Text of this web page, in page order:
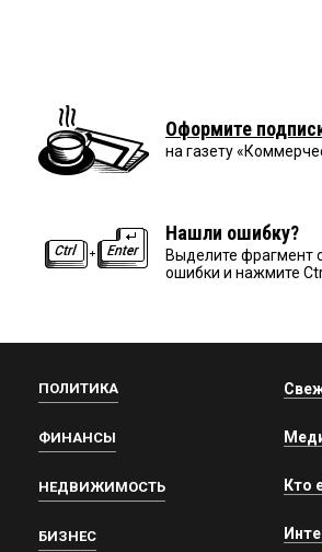
Оформите
на газету
Нашли ошибку?
Выделите фрагмент
ошибки и нажмите
ПОЛИТИКА
ФИНАНСЫ
НЕДВИЖИМОСТЬ
БИЗНЕС
Кто